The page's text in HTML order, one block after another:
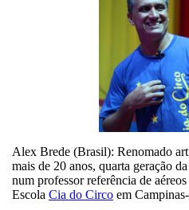
Alex Brede (Brasil): Renomado
mais de 20 anos, quarta geração
num professor referência de
EscolaCia do Circo em